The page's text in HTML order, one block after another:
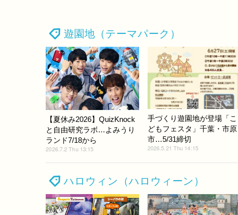
遊園地（テーマパーク）
【夏休み2026】QuizKnock
と自由研究ラボ…よみうり
ランド7/18から
2026.7.2 Thu 13:15
手づくり遊園地が登場「こ
どもフェスタ」千葉・市原
市…5/31締切
2026.5.21 Thu 14:15
ハロウィン（ハロウィーン）